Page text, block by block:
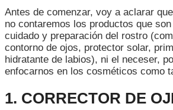
Antes de comenzar, voy a aclarar
no contaremos los productos que
cuidado y preparación del rostro
contorno de ojos, protector solar,
hidratante de labios), ni el neceser,
enfocarnos en los cosméticos como
1. CORRECTOR DE